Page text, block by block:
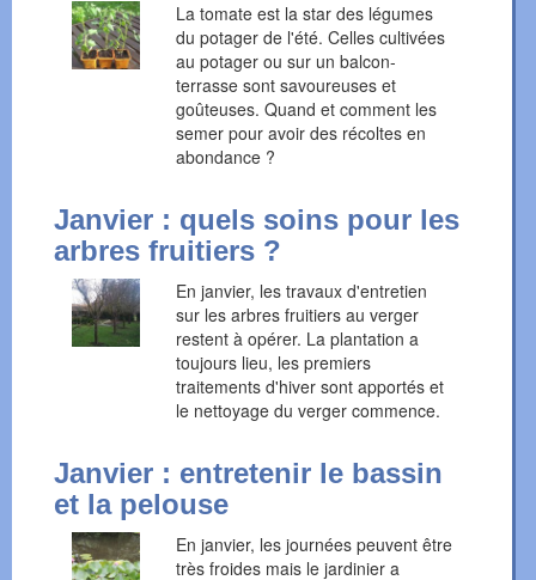
La tomate est la star des légumes
du potager de l'été. Celles cultivées
au potager ou sur un balcon-
terrasse sont savoureuses et
goûteuses. Quand et comment les
semer pour avoir des récoltes en
abondance ?
Janvier : quels soins pour les
arbres fruitiers ?
En janvier, les travaux d'entretien
sur les arbres fruitiers au verger
restent à opérer. La plantation a
toujours lieu, les premiers
traitements d'hiver sont apportés et
le nettoyage du verger commence.
Janvier : entretenir le bassin
et la pelouse
En janvier, les journées peuvent être
très froides mais le jardinier a